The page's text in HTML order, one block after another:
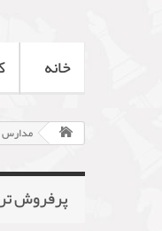
خانه
مدارس
پرفروش